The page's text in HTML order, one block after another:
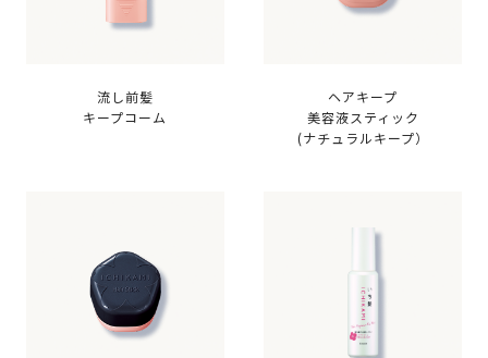
流し前髪
キープコーム
ヘアキープ
美容液スティック
(ナチュラルキープ）